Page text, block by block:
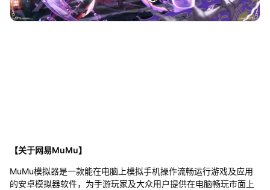
【关于网易MuMu】
MuMu模拟器是一款能在电脑上模拟手机操作流畅运行游戏及应用
的安卓模拟器软件，为手游玩家及大众用户提供在电脑畅玩市面上